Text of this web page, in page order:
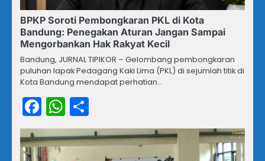
BPKP Soroti Pembongkaran PKL di Kota
Bandung: Penegakan Aturan Jangan Sampai
Mengorbankan Hak Rakyat Kecil
Bandung, JURNAL TIPIKOR – Gelombang pembongkaran
puluhan lapak Pedagang Kaki Lima (PKL) di sejumlah titik di
Kota Bandung mendapat perhatian…
Facebook
WhatsApp